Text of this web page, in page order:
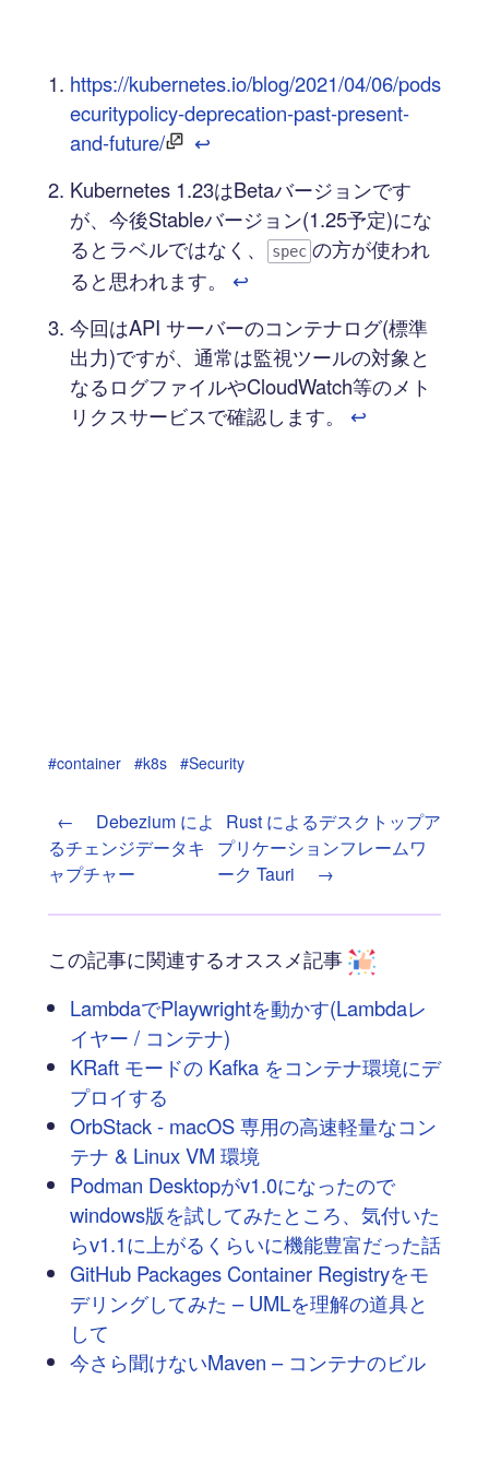
https://kubernetes.io/blog/2021/04/06/pods
ecuritypolicy-deprecation-past-present-
and-future/
↩︎
Kubernetes 1.23はBetaバージョンです
が、今後Stableバージョン(1.25予定)にな
るとラベルではなく、
spec の方が使われ
ると思われます。 ↩︎
今回はAPI サーバーのコンテナログ(標準
出力)ですが、通常は監視ツールの対象と
なるログファイルやCloudWatch等のメト
リクスサービスで確認します。 ↩︎
#container #k8s #Security
←
Debezium によ
るチェンジデータキ
ャプチャー
Rust によるデスクトップア
プリケーションフレームワ
ーク Tauri
→
この記事に関連するオススメ記事
LambdaでPlaywrightを動かす(Lambdaレ
イヤー / コンテナ)
KRaft モードの Kafka をコンテナ環境にデ
プロイする
OrbStack - macOS 専用の高速軽量なコン
テナ & Linux VM 環境
Podman Desktopがv1.0になったので
windows版を試してみたところ、気付いた
らv1.1に上がるくらいに機能豊富だった話
GitHub Packages Container Registryをモ
デリングしてみた – UMLを理解の道具と
して
今さら聞けないMaven – コンテナのビル